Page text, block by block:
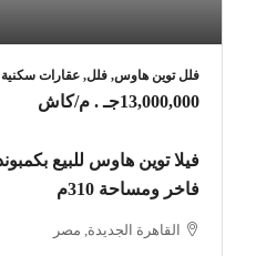
فلل توين هاوس, فلل, عقارات سكنية
13,000,000جـ . م /كاش
فيلا توين هاوس للبيع
فاخر ومساحة 310م
القاهرة الجديدة, مصر